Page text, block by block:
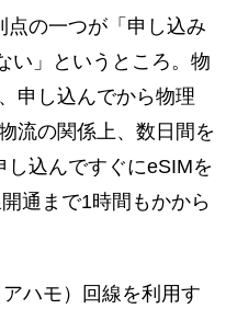
点の一つが「申し込み
い」というところ。物
申し込んでから物理
流の関係上、数日間を
込んですぐにeSIMを
通まで1時間もかから
ハモ）回線を利用す